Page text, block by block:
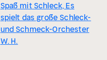
Spaß mit Schleck, Es
spielt das große Schleck-
und Schmeck-Orchester
W. H.